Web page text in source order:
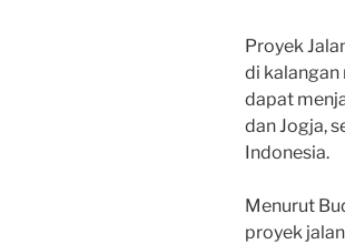
Proyek
di kalangan
dapat
dan Jogja,
Indonesia.
Menurut
proyek